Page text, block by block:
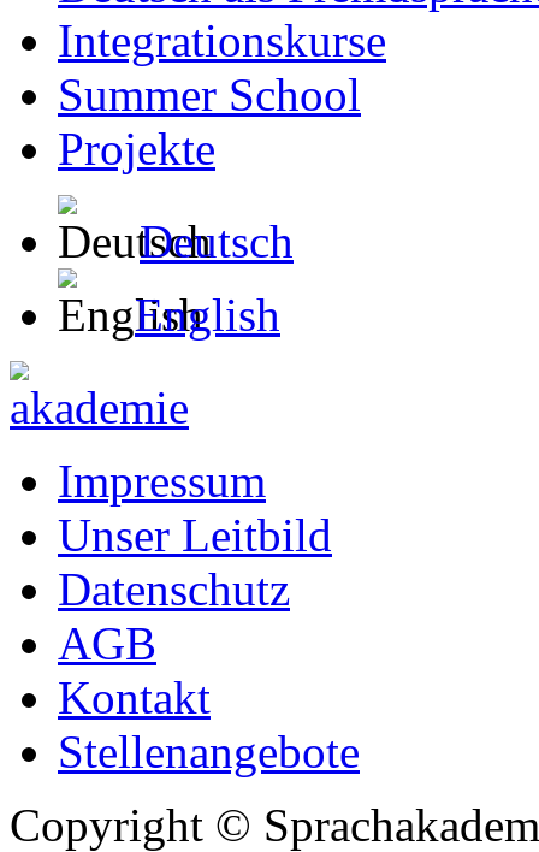
Integrationskurse
Summer School
Projekte
Deutsch
English
Impressum
Unser Leitbild
Datenschutz
AGB
Kontakt
Stellenangebote
Copyright ©